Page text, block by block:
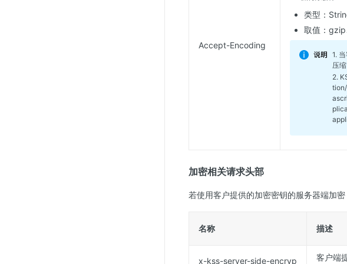
Accept-Encoding
类型：
取值：
1.
压
2.
加密相关请求头部
若使用客户提供的加密密钥的服务器端加密
名称 描述
x-kss-server-side-encryp 客户端